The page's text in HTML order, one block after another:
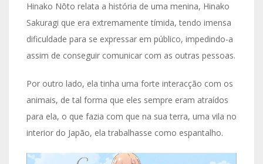
Hinako Nōto relata a história de uma menina, Hinako
Sakuragi que era extremamente tímida, tendo imensa
dificuldade para se expressar em público, impedindo-a
assim de conseguir comunicar com as outras pessoas.
Por outro lado, ela tinha uma forte interacção com os
animais, de tal forma que eles sempre eram atraídos
para ela, o que fazia com que na sua terra, uma vila no
interior do Japão, ela trabalhasse como espantalho.